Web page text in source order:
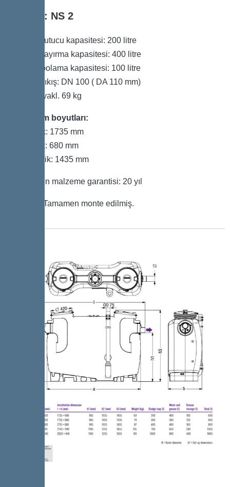
Boyut: NS 2
Çamur tutucu kapasitesi: 200 litre
Toplam ayırma kapasitesi: 400 litre
Yağ depolama kapasitesi: 100 litre
Giriş / Çıkış: DN 100 ( DA 110 mm)
Ağırlık: yakl. 69 kg
Kurulum boyutları:
Uzunluk: 1735 mm
Genişlik: 680 mm
Yükseklik: 1435 mm
Polietilen malzeme garantisi: 20 yıl
Teslim: Tamamen monte edilmiş.